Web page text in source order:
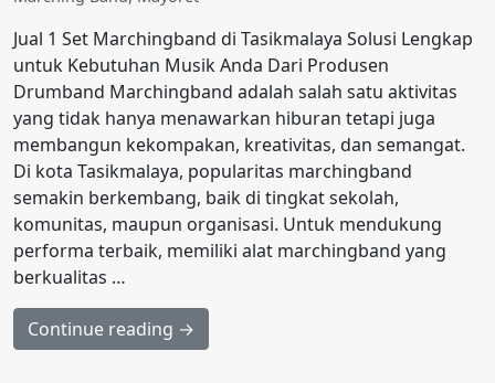
Jual 1 Set Marchingband di Tasikmalaya Solusi Lengkap
untuk Kebutuhan Musik Anda Dari Produsen
Drumband Marchingband adalah salah satu aktivitas
yang tidak hanya menawarkan hiburan tetapi juga
membangun kekompakan, kreativitas, dan semangat.
Di kota Tasikmalaya, popularitas marchingband
semakin berkembang, baik di tingkat sekolah,
komunitas, maupun organisasi. Untuk mendukung
performa terbaik, memiliki alat marchingband yang
berkualitas …
Continue reading →